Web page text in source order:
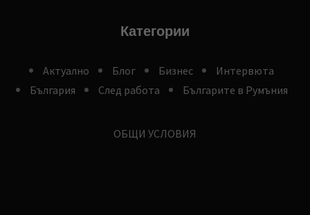
Категории
Aктуално Блог Бизнес
Интервюта
България
След работа Българите в Румъния
ОБЩИ УСЛОВИЯ